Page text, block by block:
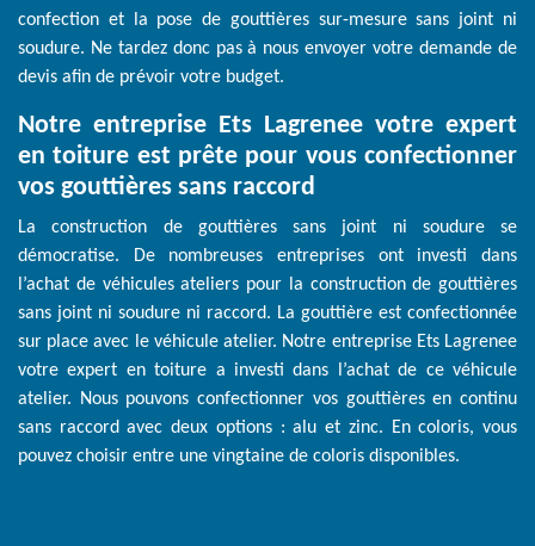
confection et la pose de gouttières sur-mesure sans joint ni
soudure. Ne tardez donc pas à nous envoyer votre demande de
devis afin de prévoir votre budget.
Notre entreprise Ets Lagrenee votre expert
en toiture est prête pour vous confectionner
vos gouttières sans raccord
La construction de gouttières sans joint ni soudure se
démocratise. De nombreuses entreprises ont investi dans
l’achat de véhicules ateliers pour la construction de gouttières
sans joint ni soudure ni raccord. La gouttière est confectionnée
sur place avec le véhicule atelier. Notre entreprise Ets Lagrenee
votre expert en toiture a investi dans l’achat de ce véhicule
atelier. Nous pouvons confectionner vos gouttières en continu
sans raccord avec deux options : alu et zinc. En coloris, vous
pouvez choisir entre une vingtaine de coloris disponibles.